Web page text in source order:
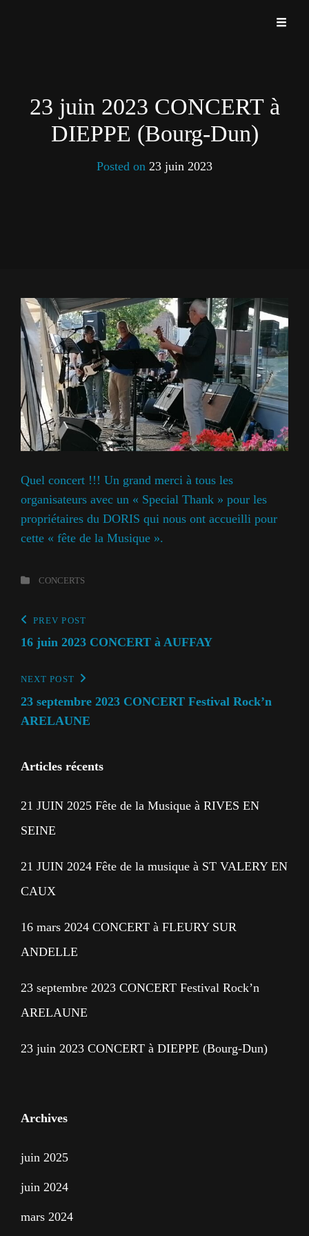
23 juin 2023 CONCERT à
DIEPPE (Bourg-Dun)
Posted on 23 juin 2023
Quel concert !!! Un grand merci à tous les
organisateurs avec un « Special Thank » pour les
propriétaires du DORIS qui nous ont accueilli pour
cette « fête de la Musique ».
Categories
CONCERTS
Navigation
de
Previous
Post
PREV POST
16 juin 2023 CONCERT à AUFFAY
Next
Post
NEXT POST
23 septembre 2023 CONCERT Festival Rock’n
ARELAUNE
Articles récents
21 JUIN 2025 Fête de la Musique à RIVES EN
SEINE
21 JUIN 2024 Fête de la musique à ST VALERY EN
CAUX
16 mars 2024 CONCERT à FLEURY SUR
ANDELLE
23 septembre 2023 CONCERT Festival Rock’n
ARELAUNE
23 juin 2023 CONCERT à DIEPPE (Bourg-Dun)
Archives
juin 2025
juin 2024
mars 2024